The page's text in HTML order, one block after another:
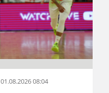
01.08.2026 08:04